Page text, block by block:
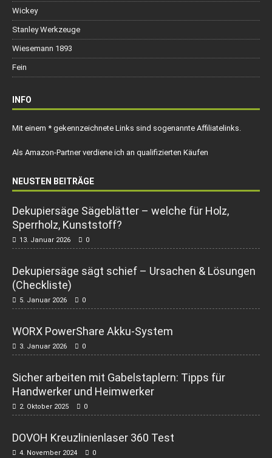
Wickey
Stanley Werkzeuge
Wiesemann 1893
Fein
INFO
Mit einem * gekennzeichnete Links sind sogenannte Affiliatelinks.
Als Amazon-Partner verdiene ich an qualifizierten Käufen
NEUSTEN BEITRÄGE
Dekupiersäge Sägeblätter – welche für Holz,
Sperrholz, Kunststoff?
13. Januar 2026 0
Dekupiersäge sägt schief – Ursachen & Lösungen
(Checkliste)
5. Januar 2026 0
WORX PowerShare Akku-System
3. Januar 2026 0
Sicher arbeiten mit Gabelstaplern: Tipps für
Handwerker und Heimwerker
2. Oktober 2025 0
DOVOH Kreuzlinienlaser 360 Test
4. November 2024 0